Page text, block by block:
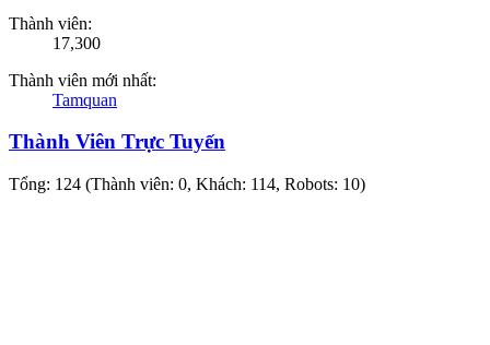
Thành viên:
17,300
Thành viên mới nhất:
Tamquan
Thành Viên Trực Tuyến
Tổng: 124 (Thành viên: 0, Khách: 114, Robots: 10)